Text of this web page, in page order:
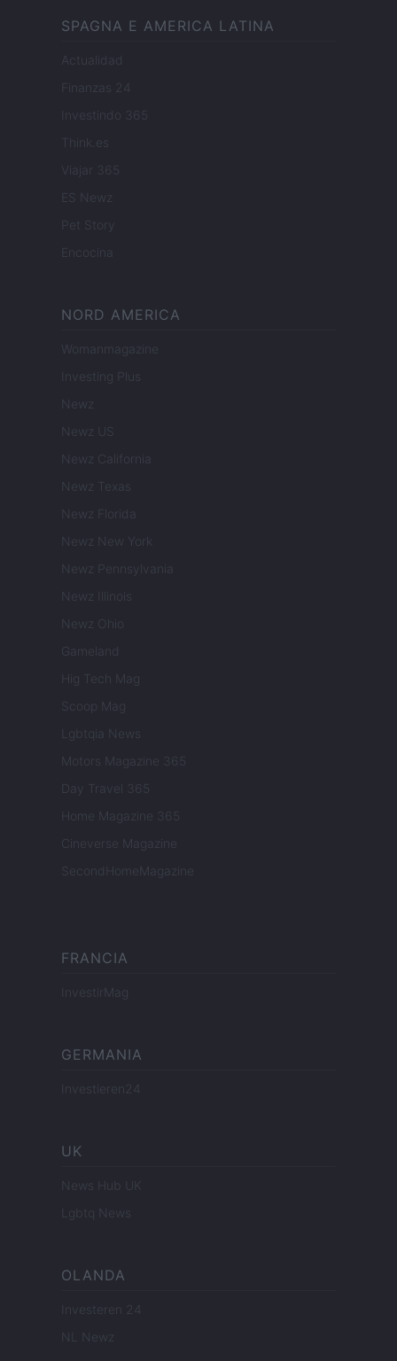
SPAGNA E AMERICA LATINA
Actualidad
Finanzas 24
Investindo 365
Think.es
Viajar 365
ES Newz
Pet Story
Encocina
NORD AMERICA
Womanmagazine
Investing Plus
Newz
Newz US
Newz California
Newz Texas
Newz Florida
Newz New York
Newz Pennsylvania
Newz Illinois
Newz Ohio
Gameland
Hig Tech Mag
Scoop Mag
Lgbtqia News
Motors Magazine 365
Day Travel 365
Home Magazine 365
Cineverse Magazine
SecondHomeMagazine
FRANCIA
InvestirMag
GERMANIA
Investieren24
UK
News Hub UK
Lgbtq News
OLANDA
Investeren 24
NL Newz